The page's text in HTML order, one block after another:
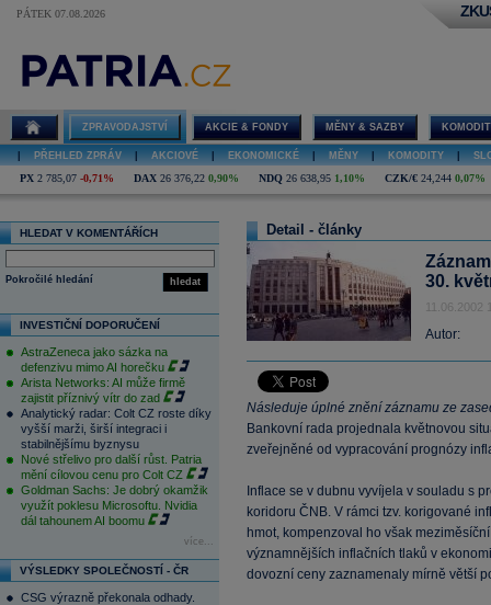
PÁTEK 07.08.2026
ZPRAVODAJSTVÍ AKCIE & FONDY MĚNY & SAZBY
PŘEHLED ZPRÁV AKCIOVÉ EKONOMICKÉ MĚNY KOMODITY
PX 2 785,07 -0,71% DAX 26 376,22 0,90% NDQ 26 638,95 1,10% CZK/€ 24,244 0,07%
HLEDAT V KOMENTÁŘÍCH
hledat
Pokročilé hledání
INVESTIČNÍ DOPORUČENÍ
AstraZeneca jako sázka na
defenzivu mimo AI horečku
Arista Networks: AI může firmě
zajistit příznivý vítr do zad
Analytický radar: Colt CZ roste díky
vyšší marži, širší integraci i
stabilnějšímu byznysu
Nové střelivo pro další růst. Patria
mění cílovou cenu pro Colt CZ
Goldman Sachs: Je dobrý okamžik
využít poklesu Microsoftu. Nvidia
dál tahounem AI boomu
více...
VÝSLEDKY SPOLEČNOSTÍ - ČR
CSG výrazně překonala odhady.
Detail - články
30.
11.06.2002
Autor:
Následuje úplné znění záznamu ze
Bankovní rada projednala květnovou
zveřejněné od vypracování prognózy
Inflace se v dubnu vyvíjela v souladu s
koridoru ČNB. V rámci tzv. korigované
hmot, kompenzoval ho však
významnějších inflačních tlaků v
dovozní ceny zaznamenaly mírně větší